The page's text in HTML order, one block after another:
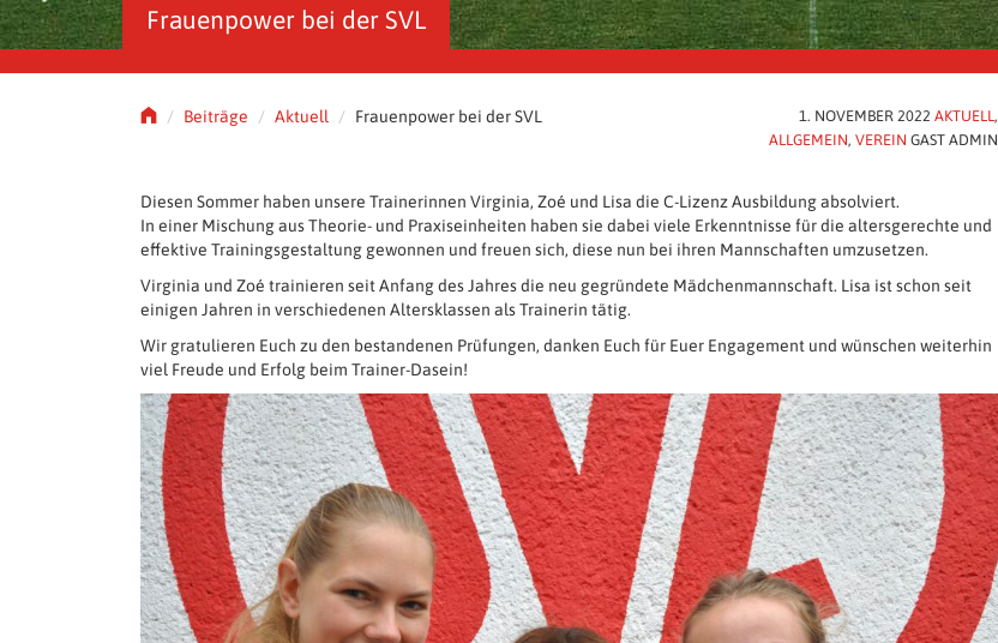
Frauenpower bei der SVL
Beiträge Aktuell Frauenpower bei der SVL 1. NOVEMBER 2022 AKTUELL,
ALLGEMEIN, VEREIN GAST ADMIN
Diesen Sommer haben unsere Trainerinnen Virginia, Zoé und Lisa die C-Lizenz Ausbildung absolviert.
In einer Mischung aus Theorie- und Praxiseinheiten haben sie dabei viele Erkenntnisse für die altersgerechte und
effektive Trainingsgestaltung gewonnen und freuen sich, diese nun bei ihren Mannschaften umzusetzen.
Virginia und Zoé trainieren seit Anfang des Jahres die neu gegründete Mädchenmannschaft. Lisa ist schon seit
einigen Jahren in verschiedenen Altersklassen als Trainerin tätig.
Wir gratulieren Euch zu den bestandenen Prüfungen, danken Euch für Euer Engagement und wünschen weiterhin
viel Freude und Erfolg beim Trainer-Dasein!